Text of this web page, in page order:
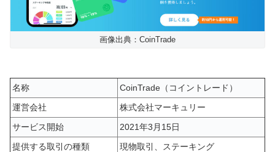
画像出典：CoinTrade
名称
CoinTrade（コイントレード）
運営会社
株式会社マーキュリー
サービス開始
2021年3月15日
提供する取引の種類
現物取引、ステーキング